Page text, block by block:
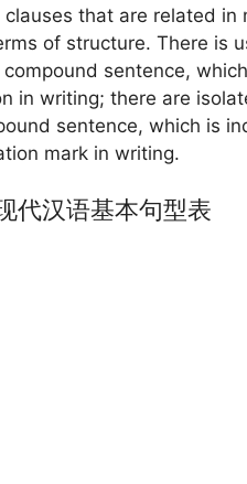
that are related in
of structure. There is
sentence,
in writing; there are
sentence, which is
mark in writing.
代汉语基本句型表